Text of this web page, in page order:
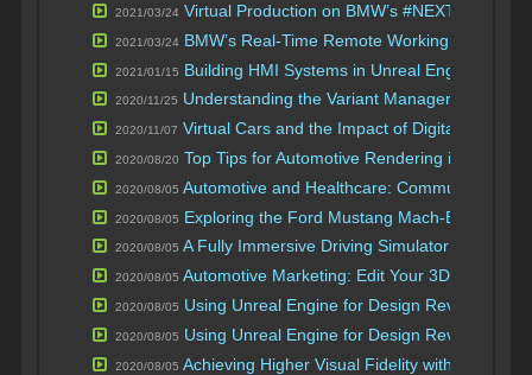
2021/03/24 Virtual Production on BMW’s #NEXTGen
2021/03/24 BMW’s Real-Time Remote Working
2021/01/15 Building HMI Systems in Unreal Engine
2020/11/25 Understanding the Variant Manager for
2020/11/07 Virtual Cars and the Impact of Digital IP
2020/08/20 Top Tips for Automotive Rendering in Unreal
2020/08/05 Automotive and Healthcare: Communicating
2020/08/05 Exploring the Ford Mustang Mach-E: the
2020/08/05 A Fully Immersive Driving Simulator for
2020/08/05 Automotive Marketing: Edit Your 3D Scene
2020/08/05 Using Unreal Engine for Design Reviews
2020/08/05 Using Unreal Engine for Design Reviews
2020/08/05 Achieving Higher Visual Fidelity with Ray